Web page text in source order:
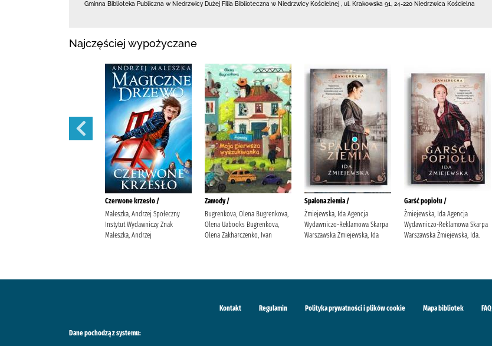
Gminna Biblioteka Publiczna w Niedrzwicy Dużej Filia Biblioteczna w Niedrzwicy Kościelnej ul. Krakowska 91 24-220 Niedrzwica Kościelna
Najczęściej wypożyczane
Czerwone krzesło /
Maleszka, Andrzej Społeczny
Instytut Wydawniczy Znak
Maleszka, Andrzej
Zawody /
Bugrenkova, Olena Bugrenkova,
Olena Uabooks Bugrenkova,
Olena Zakharczenko, Ivan
Spalona ziemia /
Żmiejewska, Ida Agencja
Wydawniczo-Reklamowa Skarpa
Warszawska Żmiejewska, Ida
Garść popiołu /
Żmiejewska, Ida Agencja
Wydawniczo-Reklamowa Skarpa
Warszawska Żmiejewska, Ida.
Kontakt Regulamin Polityka prywatności i plików cookie Mapa bibliotek FAQ
Dane pochodzą z systemu: